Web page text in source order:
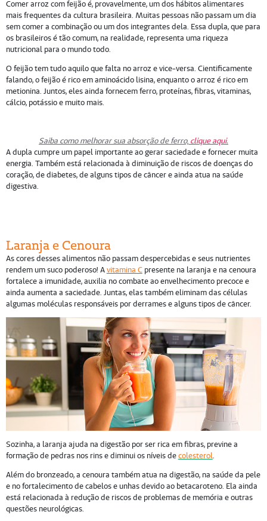
Comer arroz com feijão é, provavelmente, um dos hábitos alimentares
mais frequentes da cultura brasileira. Muitas pessoas não passam um dia
sem comer a combinação ou um dos integrantes dela. Essa dupla, que para
os brasileiros é tão comum, na realidade, representa uma riqueza
nutricional para o mundo todo.
O feijão tem tudo aquilo que falta no arroz e vice-versa. Cientificamente
falando, o feijão é rico em aminoácido lisina, enquanto o arroz é rico em
metionina. Juntos, eles ainda fornecem ferro, proteínas, fibras, vitaminas,
cálcio, potássio e muito mais.
Saiba como melhorar sua absorção de ferro, clique aqui.
A dupla cumpre um papel importante ao gerar saciedade e fornecer muita
energia. Também está relacionada à diminuição de riscos de doenças do
coração, de diabetes, de alguns tipos de câncer e ainda atua na saúde
digestiva.
Laranja e Cenoura
As cores desses alimentos não passam despercebidas e seus nutrientes
rendem um suco poderoso! Avitamina Cpresente na laranja e na cenoura
fortalece a imunidade, auxilia no combate ao envelhecimento precoce e
ainda aumenta a saciedade. Juntas, elas também eliminam das células
algumas moléculas responsáveis por derrames e alguns tipos de câncer.
Sozinha, a laranja ajuda na digestão por ser rica em fibras, previne a
formação de pedras nos rins e diminui os níveis decolesterol.
Além do bronzeado, a cenoura também atua na digestão, na saúde da pele
e no fortalecimento de cabelos e unhas devido ao betacaroteno. Ela ainda
está relacionada à redução de riscos de problemas de memória e outras
questões neurológicas.